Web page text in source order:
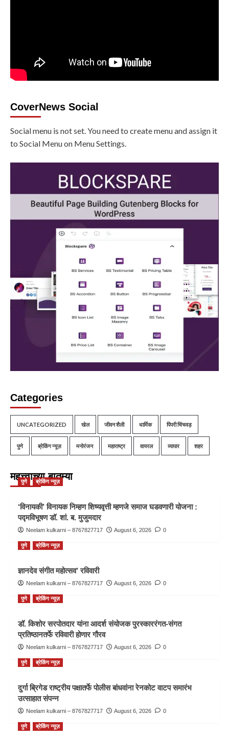
CoverNews Social
Social menu is not set. You need to create menu and assign it
to Social Menu on Menu Settings.
Categories
UNCATEGORIZED खेल जीवन शैली धार्मिक पिंपरी चिंचवड़
पुणे ब्रेकिंग न्यूज़ मनोरंजन महाराष्ट्र वायरल व्यापार शहर
महत्त्वाच्या बातम्या
पुणे ब्रेकिंग न्यूज़
‘विनायकी’ विनायक निम्हण शिष्यवृत्ती म्हणजे समाज घडवणारी योजना :
पद्मविभूषण डॉ. शां. ब. मुजुमदार
Neelam kulkarni – 8767827717 August 6, 2026 0
पुणे ब्रेकिंग न्यूज़
ज्ञानदेव संगीत महोत्सव’ रविवारी
Neelam kulkarni – 8767827717 August 6, 2026 0
पुणे ब्रेकिंग न्यूज़
डॉ. किशोर सरपोतदार यांना आदर्श संयोजक पुरस्काररंगत-संगत
प्रतिष्ठानतर्फे रविवारी होणार गौरव
Neelam kulkarni – 8767827717 August 6, 2026 0
पुणे ब्रेकिंग न्यूज़
दुर्गा ब्रिगेड राष्ट्रीय पक्षातर्फे पोलीस बांधवांना रेनकोट वाटप समारंभ
उत्साहात संपन्न
Neelam kulkarni – 8767827717 August 6, 2026 0
पुणे ब्रेकिंग न्यूज़